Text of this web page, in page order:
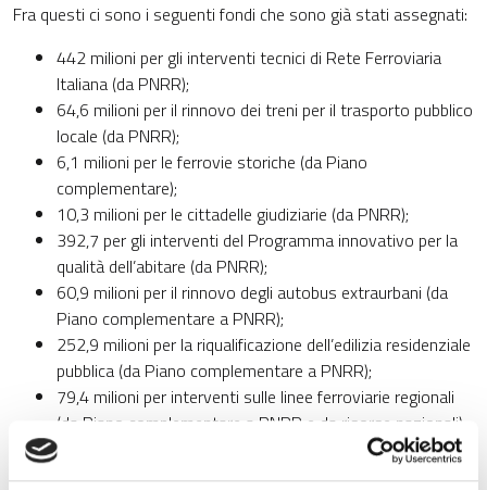
Fra questi ci sono i seguenti fondi che sono già stati assegnati:
442 milioni per gli interventi tecnici di Rete Ferroviaria
Italiana (da PNRR);
64,6 milioni per il rinnovo dei treni per il trasporto pubblico
locale (da PNRR);
6,1 milioni per le ferrovie storiche (da Piano
complementare);
10,3 milioni per le cittadelle giudiziarie (da PNRR);
392,7 per gli interventi del Programma innovativo per la
qualità dell’abitare (da PNRR);
60,9 milioni per il rinnovo degli autobus extraurbani (da
Piano complementare a PNRR);
252,9 milioni per la riqualificazione dell’edilizia residenziale
pubblica (da Piano complementare a PNRR);
79,4 milioni per interventi sulle linee ferroviarie regionali
(da Piano complementare a PNRR e da risorse nazionali);
13,6 milioni per la strategia nazionale delle aree interne
(da Piano complementare a PNRR).